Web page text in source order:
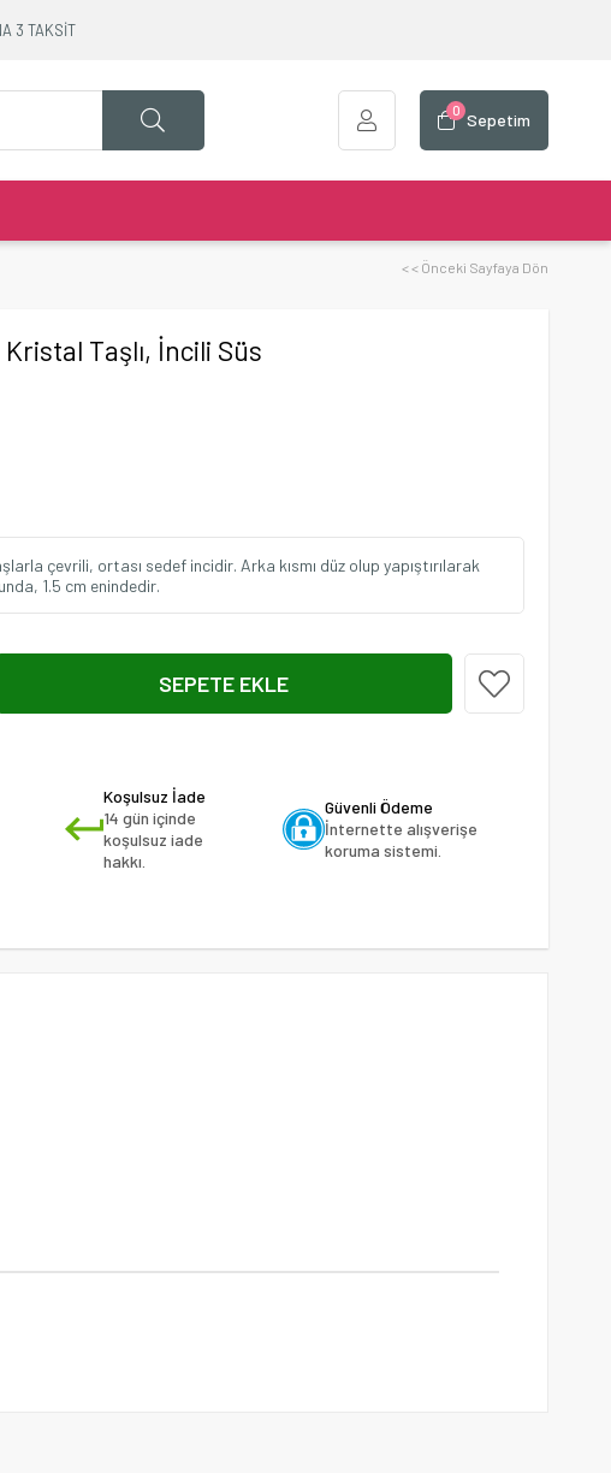
3 TAKSİT
Sepetim
0
< < Önceki Sayfaya Dön
Taşlı, İncili Süs
çevrili, ortası sedef incidir. Arka kısmı düz olup yapıştırılarak
1.5 cm enindedir.
Koşulsuz İade
14 gün içinde
koşulsuz iade
hakkı.
Güvenli Ödeme
İnternette alışverişe
koruma sistemi.